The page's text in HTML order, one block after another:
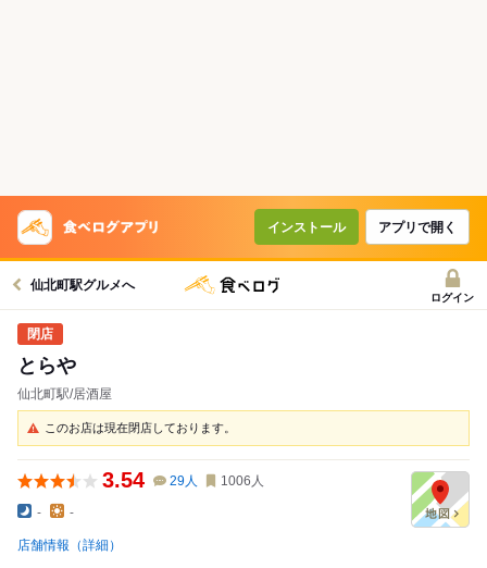
インストール アプリで開く
仙北町駅グルメへ
ログイン
とらや
仙北町駅/居酒屋
このお店は現在閉店しております。
3.54 29人 1006 人
- -
店舗情報（詳細）